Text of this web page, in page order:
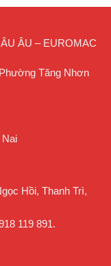
ÂU – EUROMAC
Tăng Nhơn
Hồi, Thanh Trì,
119 891.